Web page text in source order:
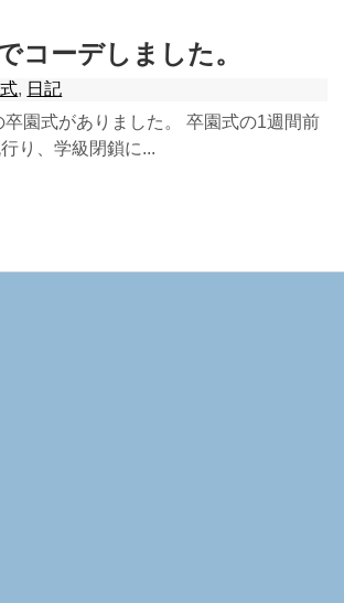
コーデしました。
, 日記
園式がありました。 卒園式の1週間前
り、学級閉鎖に...